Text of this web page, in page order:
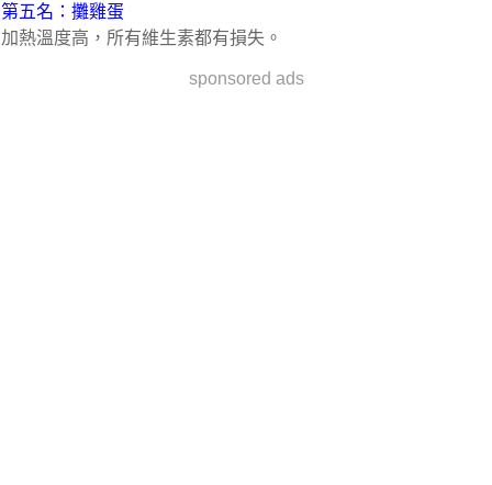
第五名：攤雞蛋
加熱溫度高，所有維生素都有損失。
sponsored ads